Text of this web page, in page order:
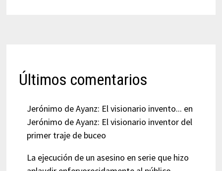
Últimos comentarios
Jerónimo de Ayanz: El visionario invento... en
Jerónimo de Ayanz: El visionario inventor del
primer traje de buceo
La ejecución de un asesino en serie que hizo